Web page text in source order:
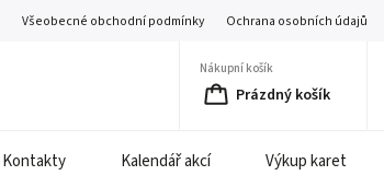
Všeobecné obchodní podmínky Ochrana osobních údajů
Nákupní košík
Prázdný košík
Kontakty Kalendář akcí Výkup karet